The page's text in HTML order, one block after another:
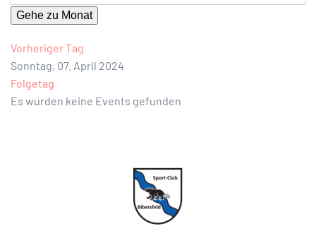
Gehe zu Monat
Vorheriger Tag
Sonntag, 07. April 2024
Folgetag
Es wurden keine Events gefunden